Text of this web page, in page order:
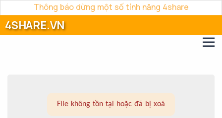
Thông báo dừng một số tính năng 4share
4SHARE.VN
File không tồn tại hoặc đã bị xoá